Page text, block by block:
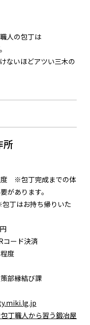
人の包丁は
ないほどアツい三木の
所
度 ※包丁完成までの体
があります。
丁はお持ち帰りいた
コード決済
度
部縁結び課
丁職人から習う鍛冶屋